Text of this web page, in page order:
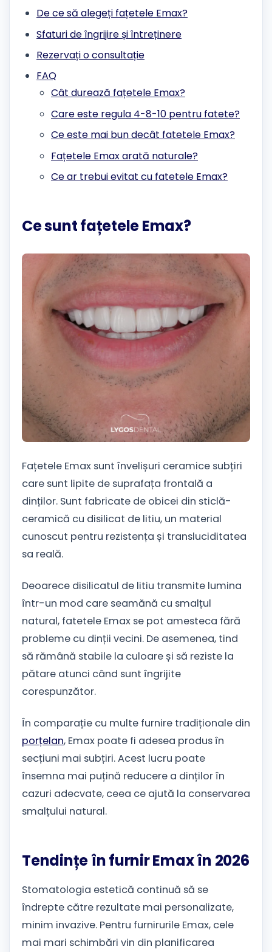
De ce să alegeți fațetele Emax?
Sfaturi de îngrijire și întreținere
Rezervați o consultație
FAQ
Cât durează fațetele Emax?
Care este regula 4-8-10 pentru fatete?
Ce este mai bun decât fatetele Emax?
Fațetele Emax arată naturale?
Ce ar trebui evitat cu fatetele Emax?
Ce sunt fațetele Emax?
Fațetele Emax sunt învelișuri ceramice subțiri
care sunt lipite de suprafața frontală a
dinților. Sunt fabricate de obicei din sticlă-
ceramică cu disilicat de litiu, un material
cunoscut pentru rezistența și transluciditatea
sa reală.
Deoarece disilicatul de litiu transmite lumina
într-un mod care seamănă cu smalțul
natural, fatetele Emax se pot amesteca fără
probleme cu dinții vecini. De asemenea, tind
să rămână stabile la culoare și să reziste la
pătare atunci când sunt îngrijite
corespunzător.
În comparație cu multe furnire tradiționale din
porțelan, Emax poate fi adesea produs în
secțiuni mai subțiri. Acest lucru poate
însemna mai puțină reducere a dinților în
cazuri adecvate, ceea ce ajută la conservarea
smalțului natural.
Tendințe în furnir Emax în 2026
Stomatologia estetică continuă să se
îndrepte către rezultate mai personalizate,
minim invazive. Pentru furnirurile Emax, cele
mai mari schimbări vin din planificarea